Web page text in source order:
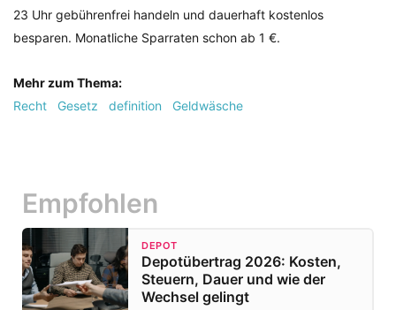
23 Uhr gebührenfrei handeln und dauerhaft kostenlos
besparen. Monatliche Sparraten schon ab 1 €.
Mehr zum Thema:
Recht
Gesetz definition Geldwäsche
Empfohlen
DEPOT
Depotübertrag 2026: Kosten,
Steuern, Dauer und wie der
Wechsel gelingt